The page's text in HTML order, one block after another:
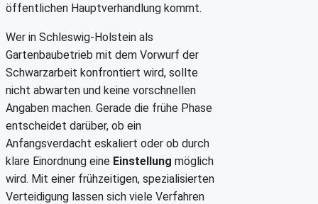
öffentlichen Hauptverhandlung kommt.
Wer in Schleswig-Holstein als
Gartenbaubetrieb mit dem Vorwurf der
Schwarzarbeit konfrontiert wird, sollte
nicht abwarten und keine vorschnellen
Angaben machen. Gerade die frühe Phase
entscheidet darüber, ob ein
Anfangsverdacht eskaliert oder ob durch
klare Einordnung eine Einstellung möglich
wird. Mit einer frühzeitigen, spezialisierten
Verteidigung lassen sich viele Verfahren